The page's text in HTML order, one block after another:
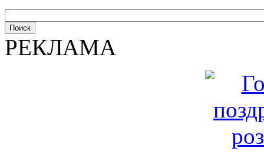
РЕКЛАМА